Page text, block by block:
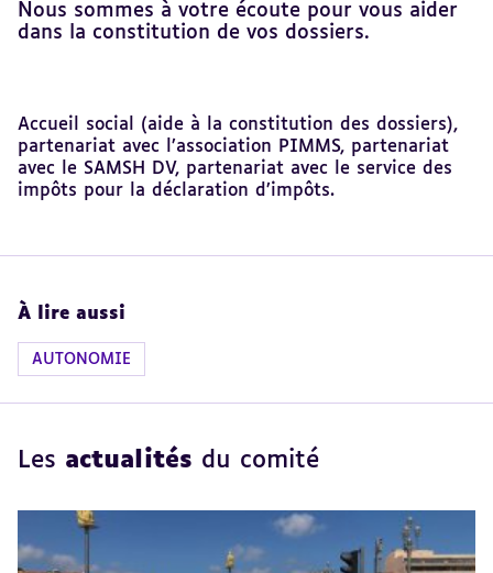
Nous sommes à votre écoute pour vous aider
dans la constitution de vos dossiers.
Accueil social (aide à la constitution des dossiers),
partenariat avec l’association PIMMS, partenariat
avec le SAMSH DV, partenariat avec le service des
impôts pour la déclaration d’impôts.
au
sommaire
À lire aussi
AUTONOMIE
Les actualités du comité